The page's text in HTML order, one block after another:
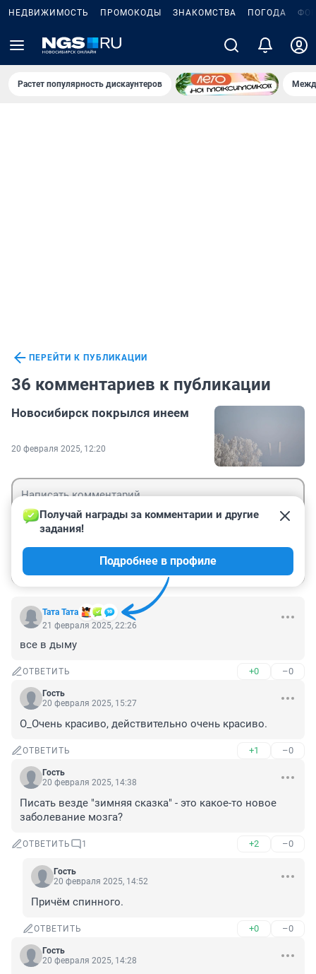
НЕДВИЖИМОСТЬ ПРОМОКОДЫ ЗНАКОМСТВА ПОГОДА
Растет популярность дискаунтеров
ПЕРЕЙТИ К ПУБЛИКАЦИИ
36 комментариев к публикации
Новосибирск покрылся инеем
20 февраля 2025, 12:20
Тата Тата
Получай награды за комментарии и другие
задания!
Подробнее в профиле
21 февраля 2025, 22:26
все в дыму
ОТВЕТИТЬ +0 –0
Гость
20 февраля 2025, 15:27
О_Очень красиво, действительно очень красиво.
ОТВЕТИТЬ +1 –0
Гость
20 февраля 2025, 14:38
Писать везде "зимняя сказка" - это какое-то новое
заболевание мозга?
ОТВЕТИТЬ 1 +2 –0
Гость
20 февраля 2025, 14:52
Причём спинного.
ОТВЕТИТЬ +0 –0
Гость
20 февраля 2025, 14:28